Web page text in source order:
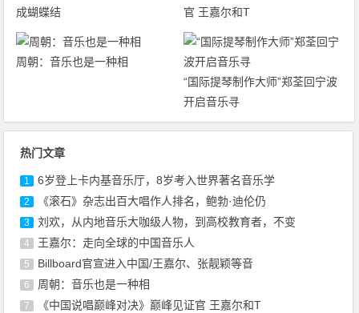
成蝴蝶结
官 王嘉尔和T
周朝：音乐也是一种相
“国际提琴制作大师”郑荃回宁波
开启音乐寻
热门文章
1 6岁登上卡内基音乐厅，8岁考入世界著名音乐学
2 《滚石》杂志出百大唱作人排名，鲍勃·迪伦仍
3 刘欢，从内地音乐大咖级人物，到高校教育者，不变
4 王嘉尔：走向全球的中国音乐人
5 Billboard官宣进入中国/王嘉尔、张靓颖等音
6 周朝：音乐也是一种相
7 《中国说唱巅峰对决》巅峰见证官 王嘉尔和T